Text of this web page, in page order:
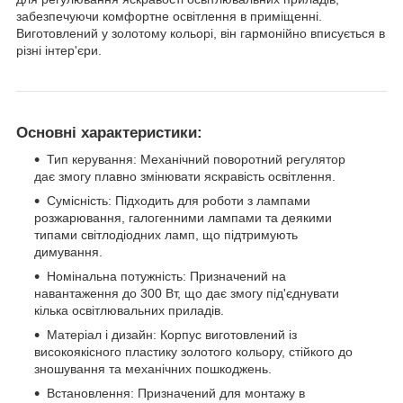
забезпечуючи комфортне освітлення в приміщенні.
Виготовлений у золотому кольорі, він гармонійно вписується в
різні інтер'єри.
Основні характеристики:
Тип керування: Механічний поворотний регулятор
дає змогу плавно змінювати яскравість освітлення.
Сумісність: Підходить для роботи з лампами
розжарювання, галогенними лампами та деякими
типами світлодіодних ламп, що підтримують
димування.
Номінальна потужність: Призначений на
навантаження до 300 Вт, що дає змогу під'єднувати
кілька освітлювальних приладів.
Матеріал і дизайн: Корпус виготовлений із
високоякісного пластику золотого кольору, стійкого до
зношування та механічних пошкоджень.
Встановлення: Призначений для монтажу в